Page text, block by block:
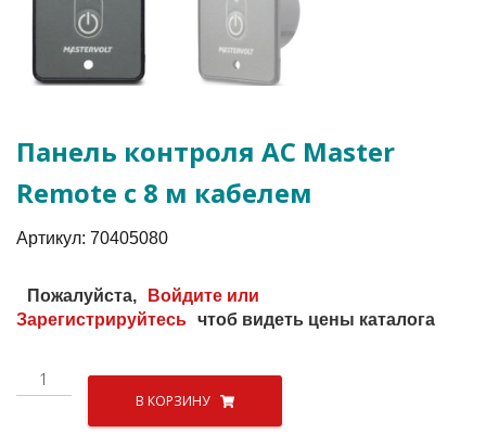
Панель контроля AC Master
Remote с 8 м кабелем
Aртикул: 70405080
Пожалуйста,
Войдите или
Зарегистрируйтесь чтоб видеть цены каталога
Количество
товара
В КОРЗИНУ